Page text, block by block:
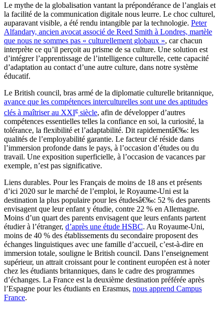
Le mythe de la globalisation vantant la prépondérance de l’anglais et
la facilité de la communication digitale nous leurre. Le choc culturel,
auparavant visible, a été rendu intangible par la technologie. Peter
Alfandary, ancien avocat associé de Reed Smith à Londres, martèle
que nous ne sommes pas « culturellement globaux », car chacun
interprète ce qu’il perçoit au prisme de sa culture. Une solution est
d’intégrer l’apprentissage de l’intelligence culturelle, cette capacité
d’adaptation au contact d’une autre culture, dans notre système
éducatif.
Le British council, bras armé de la diplomatie culturelle britannique,
avance que les compétences interculturelles sont une des aptitudes
clés à maîtriser au XXIe siècle, afin de développer d’autres
compétences essentielles telles la confiance en soi, la curiosité, la
tolérance, la flexibilité et l’adaptabilité. Dit rapidementâ€‰: les
qualités de l’employabilité garantie. Le facteur clé réside dans
l’immersion profonde dans le pays, à l’occasion d’études ou du
travail. Une exposition superficielle, à l’occasion de vacances par
exemple, n’est pas significative.
Liens durables. Pour les Français de moins de 18 ans et présents
d’ici 2020 sur le marché de l’emploi, le Royaume-Uni est la
destination la plus populaire pour les étudesâ€‰: 52 % des parents
envisagent que leur enfant y étudie, contre 22 % en Allemagne.
Moins d’un quart des parents envisagent que leurs enfants partent
étudier à l’étranger, d’après une étude HSBC. Au Royaume-Uni,
moins de 40 % des établissements du secondaire proposent des
échanges linguistiques avec une famille d’accueil, c’est-à-dire en
immersion totale, souligne le British council. Dans l’enseignement
supérieur, un attrait croissant pour le continent européen est à noter
chez les étudiants britanniques, dans le cadre des programmes
d’échanges. La France est la deuxième destination préférée après
l’Espagne pour les étudiants en Erasmus, nous apprend Campus
France.